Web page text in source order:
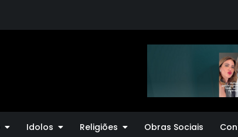
Idolos Religiões Obras Sociais